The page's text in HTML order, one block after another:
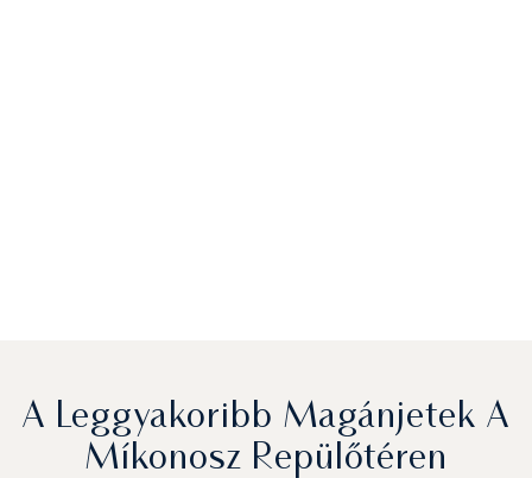
A Leggyakoribb Magánjetek A
Míkonosz Repülőtéren